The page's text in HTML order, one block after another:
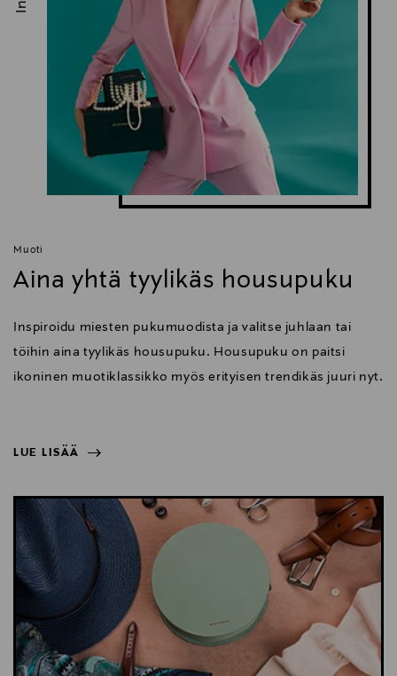
Muoti
Aina yhtä tyylikäs housupuku
Inspiroidu miesten pukumuodista ja valitse juhlaan tai
töihin aina tyylikäs housupuku. Housupuku on paitsi
ikoninen muotiklassikko myös erityisen trendikäs juuri nyt.
LUE LISÄÄ
LUE LISÄÄ